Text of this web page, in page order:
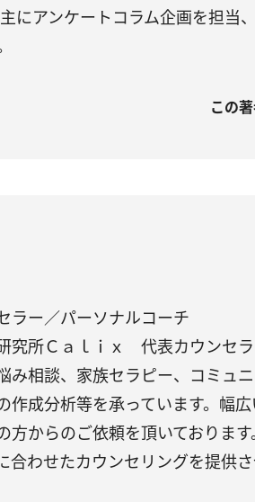
にアンケートコラム企画を担当
この
ラー／パーソナルコーチ
究所Ｃａｌｉｘ 代表カウンセ
み相談、家族セラピー、コミュ
作成分析等を承っています。幅広
方からのご依頼を頂いておりま
合わせたカウンセリングを提供さ